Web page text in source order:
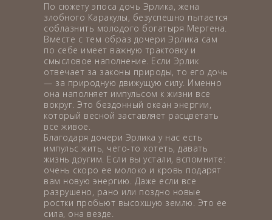
По сюжету эпоса дочь Эрлика, жена
злобного Каракулы, безуспешно пытается
соблазнить молодого богатыря Мергена.
Вместе с тем образ дочери Эрлика сам
по себе имеет важную трактовку и
смысловое наполнение. Если Эрлик
отвечает за законы природы, то его дочь
— за природную движущую силу. Именно
она наполняет импульсом к жизни все
вокруг. Это бездонный океан энергии,
который весной заставляет расцветать
все живое.
Благодаря дочери Эрлика у нас есть
импульс жить, чего-то хотеть, давать
жизнь другим. Если вы устали, вспомните:
очень скоро ее молоко и кровь подарят
вам новую энергию. Даже если все
разрушено, рано или поздно новые
ростки пробьют высохшую землю. Это ее
сила, она везде.